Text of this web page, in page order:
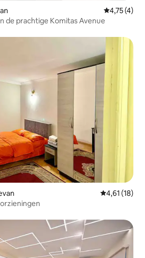
4,75 (4)
de prachtige Komitas Avenue
Gemiddelde
4,61 (18)